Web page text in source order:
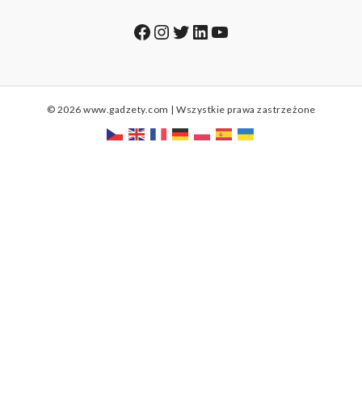
Facebook
Instagram
Twitter
LinkedIn
YouTube
© 2026 www.gadzety.com | Wszystkie prawa zastrzeżone